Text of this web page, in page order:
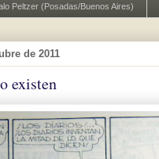
Peltzer (Posadas/Buenos Aires)
de 2011
existen